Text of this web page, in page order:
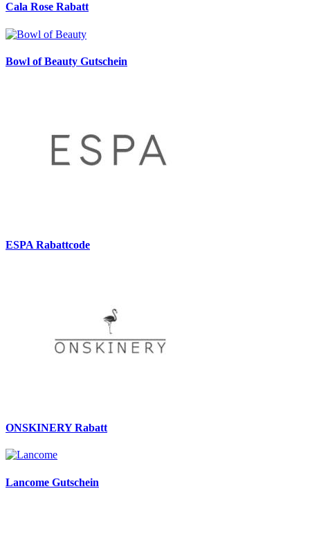
Cala Rose Rabatt
Bowl of Beauty Gutschein
ESPA Rabattcode
ONSKINERY Rabatt
Lancome Gutschein